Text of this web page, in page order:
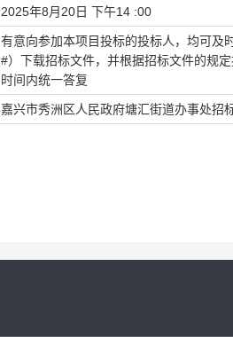
2025年8月20日 下午14 :00
有意向参加本项目投标的投标人，均可及
#）下载招标文件，并根据招标文件的规
时间内统一答复
嘉兴市秀洲区人民政府塘汇街道办事处招